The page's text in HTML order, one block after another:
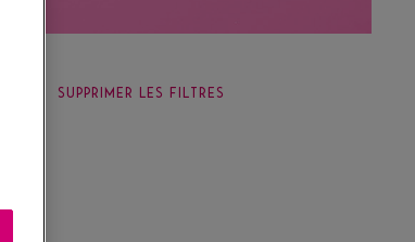
SUPPRIMER LES FILTRES